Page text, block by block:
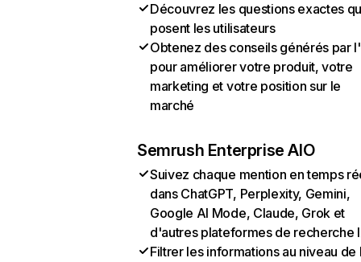
Découvrez les questions exactes
posent les utilisateurs
Obtenez des conseils générés par
pour améliorer votre produit, votre
marketing et votre position sur le
marché
Semrush Enterprise AIO
Suivez chaque mention en temps
dans ChatGPT, Perplexity, Gemini,
Google AI Mode, Claude, Grok et
d'autres plateformes de recherche
Filtrer les informations au niveau de